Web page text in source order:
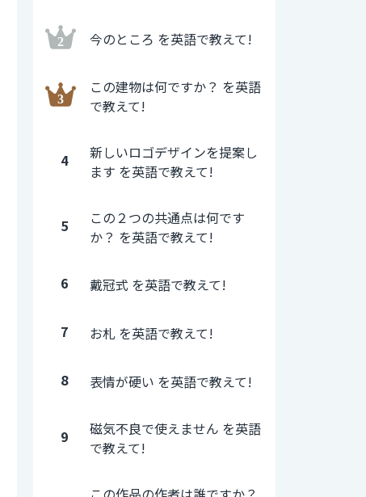
今のところ を英語で教えて!
この建物は何ですか？ を英語
で教えて!
4
新しいロゴデザインを提案し
ます を英語で教えて!
5
この２つの共通点は何です
か？ を英語で教えて!
6 戴冠式 を英語で教えて!
7 お札 を英語で教えて!
8 表情が硬い を英語で教えて!
9
磁気不良で使えません を英語
で教えて!